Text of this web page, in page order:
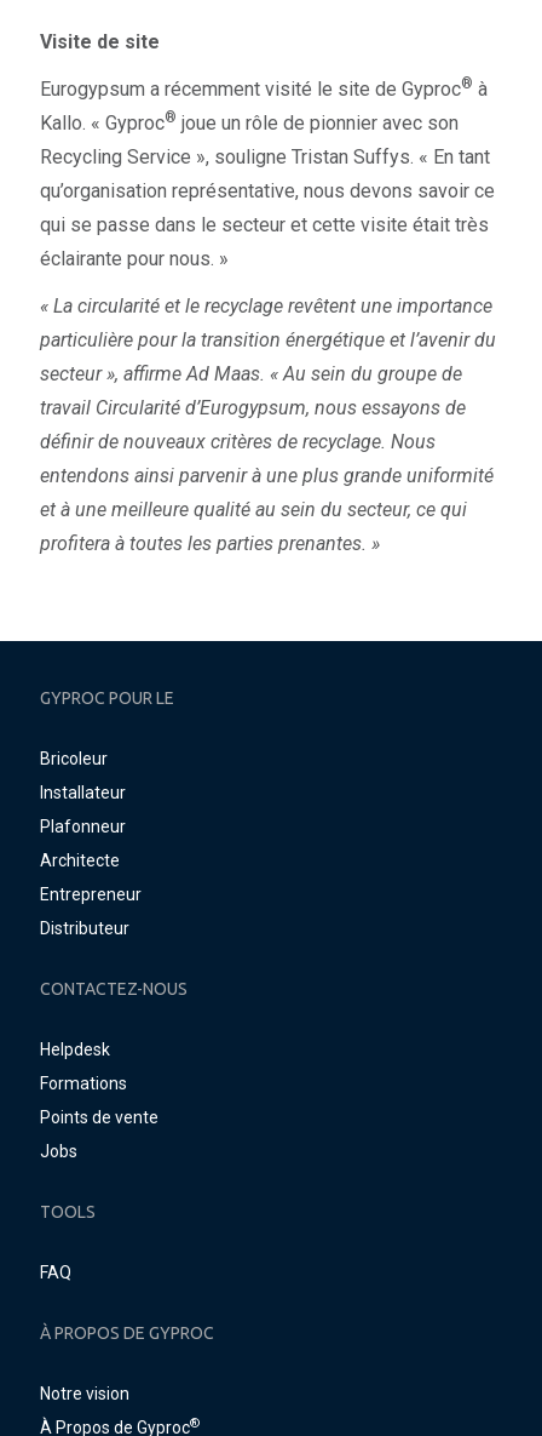
Visite de site
Eurogypsum a récemment visité le site de Gyproc® à
Kallo. « Gyproc® joue un rôle de pionnier avec son
Recycling Service », souligne Tristan Suffys. « En tant
qu’organisation représentative, nous devons savoir ce
qui se passe dans le secteur et cette visite était très
éclairante pour nous. »
« La circularité et le recyclage revêtent une importance
particulière pour la transition énergétique et l’avenir du
secteur », affirme Ad Maas. « Au sein du groupe de
travail Circularité d’Eurogypsum, nous essayons de
définir de nouveaux critères de recyclage. Nous
entendons ainsi parvenir à une plus grande uniformité
et à une meilleure qualité au sein du secteur, ce qui
profitera à toutes les parties prenantes. »
GYPROC POUR LE
Bricoleur
Installateur
Plafonneur
Architecte
Entrepreneur
Distributeur
CONTACTEZ-NOUS
Helpdesk
Formations
Points de vente
Jobs
TOOLS
FAQ
À PROPOS DE GYPROC
Notre vision
À Propos de Gyproc®